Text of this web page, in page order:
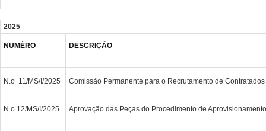
2025
NUMÉRO DESCRIÇÃO
N.o 11/MS/I/2025 Comissão Permanente para o Recrutamento de
N.o 12/MS/I/2025 Aprovação das Peças do Procedimento de Aprovisionamento